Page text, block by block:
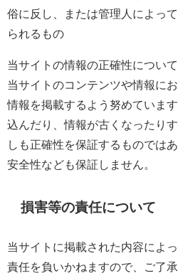
俗に反し、または管理人によっ
られるもの
当サイトの情報の正確性について
当サイトのコンテンツや情報に
情報を掲載するよう努めていま
込んだり、情報が古くなったり
しも正確性を保証するものでは
安全性なども保証しません。
損害等の責任について
当サイトに掲載された内容によ
責任を負いかねますので、ご了承